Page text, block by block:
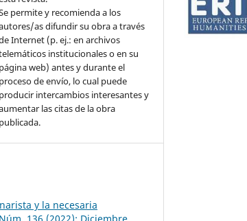
permite y recomienda a los
as difundir su obra a través
Internet (p. ej.: en archivos
institucionales o en su
página web) antes y durante el
proceso de envío, lo cual puede
producir intercambios interesantes y
las citas de la obra
publicada.
y la necesaria
136 (2022): Diciembre